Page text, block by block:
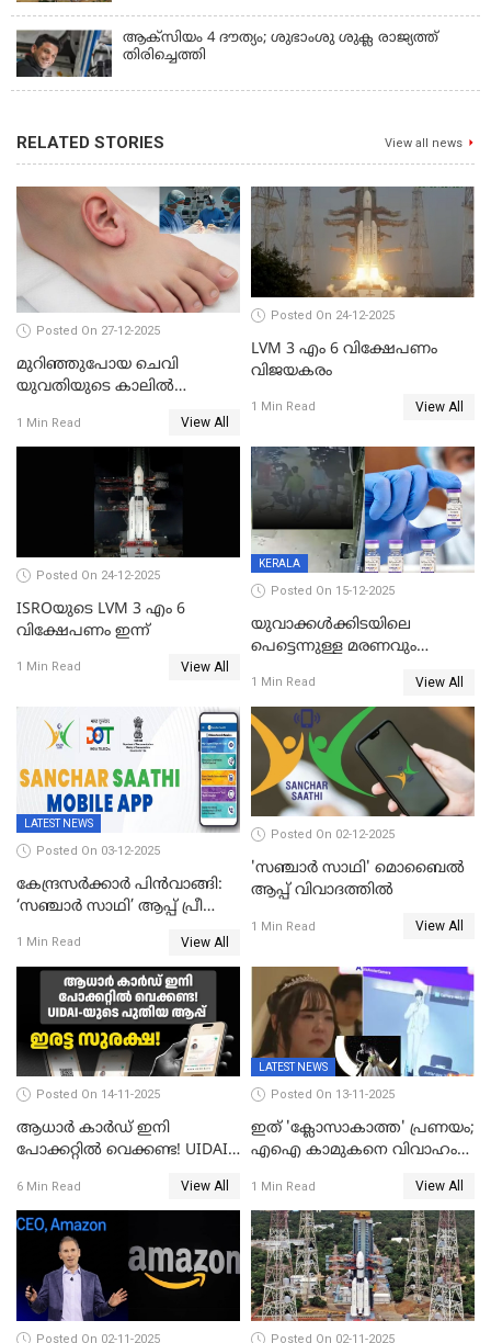
ആക്‌സിയം 4 ദൗത്യം; ശുഭാംശു ശുക്ല രാജ്യത്ത്
തിരിച്ചെത്തി
RELATED STORIES View all news
Posted On 27-12-2025
മുറിഞ്ഞുപോയ ചെവി
യുവതിയുടെ കാലിൽ
ശേഷം യഥാസ്ഥാനത്ത്
തുന്നിച്ചേർത്തു ചൈനീസ്
1 Min Read View All
Posted On 24-12-2025
LVM 3 എം 6 വിക്ഷേപണം
വിജയകരം
1 Min Read View All
Posted On 24-12-2025
ISROയുടെ LVM 3 എം 6
വിക്ഷേപണം ഇന്ന്
1 Min Read View All
KERALA
Posted On 15-12-2025
യുവാക്കൾക്കിടയിലെ
പെട്ടെന്നുള്ള മരണവും
എയിംസ് നടത്തിയ പഠനം
പുറത്ത്; ഐസിഎംആർ
റിപ്പോർട്ട്
1 Min Read View All
LATEST NEWS
Posted On 03-12-2025
കേന്ദ്രസർക്കാർ പിൻവാങ്ങി:
‘സഞ്ചാർ സാഥി’ ആപ്പ് പ്രീ
ഉത്തരവ് പിൻവലിച്ചു
1 Min Read View All
Posted On 02-12-2025
'സഞ്ചാർ സാഥി' മൊബൈല്‍
ആപ്പ് വിവാദത്തില്‍
1 Min Read View All
Posted On 14-11-2025
ആധാർ കാർഡ് ഇനി
പോക്കറ്റിൽ വെക്കണ്ട! UIDAI-
സുരക്ഷ!
6 Min Read View All
LATEST NEWS
Posted On 13-11-2025
ഇത് 'ക്ലോസാകാത്ത' പ്രണയം;
എഐ കാമുകനെ വിവാഹം
വിവാഹാഭ്യർത്ഥന നടത്തിയത്
ക്ലോസ്
1 Min Read View All
Posted On 02-11-2025 Posted On 02-11-2025